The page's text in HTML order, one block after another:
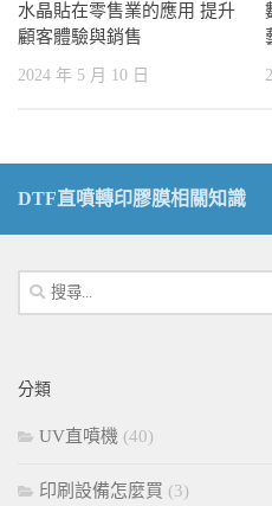
水晶貼在零售業的應用 提升
顧客體驗與銷售
2024 年 5 月 10 日
DTF直噴轉印膠膜相關知識
搜
尋
字:
分類
UV直噴機 (40)
印刷設備怎麼買 (3)